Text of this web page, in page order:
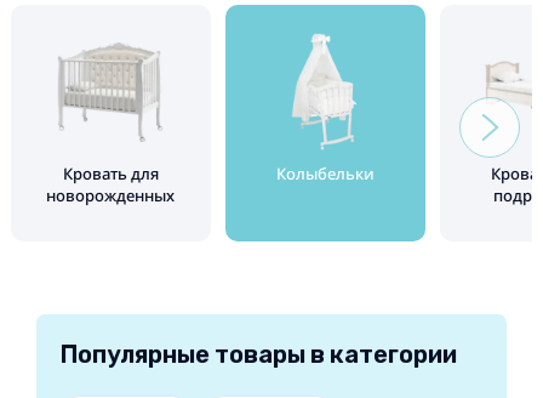
Кровать для
новорожденных
Колыбельки
Популярные товары в категории